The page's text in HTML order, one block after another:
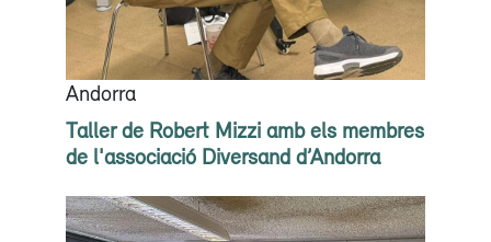
Andorra
Taller de Robert Mizzi amb els membres
de l'associació Diversand d’Andorra